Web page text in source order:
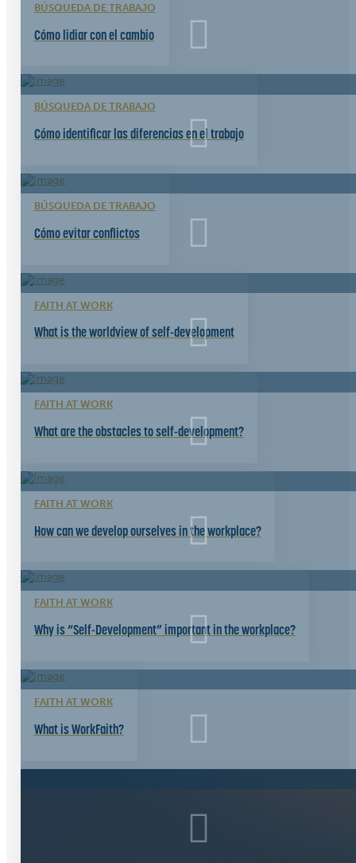
BÚSQUEDA DE TRABAJO
Cómo lidiar con el cambio
BÚSQUEDA DE TRABAJO
Cómo identificar las diferencias en el trabajo
BÚSQUEDA DE TRABAJO
Cómo evitar conflictos
FAITH AT WORK
What is the worldview of self-development
FAITH AT WORK
What are the obstacles to self-development?
FAITH AT WORK
How can we develop ourselves in the workplace?
FAITH AT WORK
Why is “Self-Development” important in the workplace?
FAITH AT WORK
What is WorkFaith?